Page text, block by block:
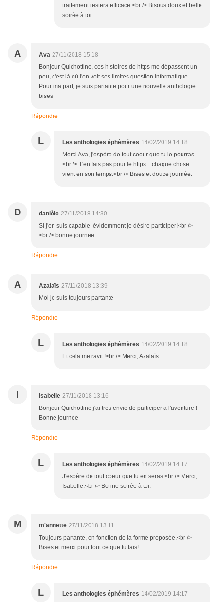
traitement restera efficace.<br /> Bisous doux et belle
soirée à toi.
A Ava 27/11/2018 15:18
Bonjour Quichottine, ces histoires de https me dépassent un
peu, c'est là où l'on voit ses limites question informatique.
Pour ma part, je suis partante pour une nouvelle anthologie.
bises
Répondre
L Les anthologies éphémères 14/02/2019 14:18
Merci Ava, j'espère de tout coeur que tu le pourras.
<br /> T'en fais pas pour le https... chaque chose
vient en son temps.<br /> Bises et douce journée.
D danièle 27/11/2018 14:30
Si j'en suis capable, évidemment je désire participer!<br />
<br /> bonne journée
Répondre
A Azalaïs 27/11/2018 13:39
Moi je suis toujours partante
Répondre
L Les anthologies éphémères 14/02/2019 14:18
Et cela me ravit !<br /> Merci, Azalaïs.
I Isabelle 27/11/2018 13:16
Bonjour Quichottine j'ai tres envie de participer a l'aventure !
Bonne journée
Répondre
L Les anthologies éphémères 14/02/2019 14:17
J'espère de tout coeur que tu en seras.<br /> Merci,
Isabelle.<br /> Bonne soirée à toi.
M m'annette 27/11/2018 13:11
Toujours partante, en fonction de la forme proposée.<br />
Bises et merci pour tout ce que tu fais!
Répondre
L Les anthologies éphémères 14/02/2019 14:17